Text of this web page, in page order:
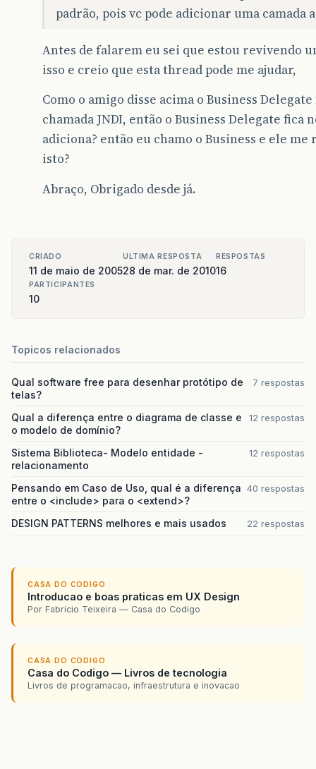
padrão, pois vc pode adicionar uma camada
Antes de falarem eu sei que estou revivendo
isso e creio que esta thread pode me ajudar,
Como o amigo disse acima o Business
chamada JNDI, então o Business Delegate
adiciona? então eu chamo o Business e ele
isto?
Abraço, Obrigado desde já.
CRIADO
11 de maio de 2005
ULTIMA RESPOSTA
28 de mar. de 2010
RESPOSTAS
16
PARTICIPANTES
10
Topicos relacionados
Qual software free para desenhar protótipo de
telas?
7 respostas
Qual a diferença entre o diagrama de classe e
o modelo de domínio?
12 respostas
Sistema Biblioteca- Modelo entidade -
relacionamento
12 respostas
Pensando em Caso de Uso, qual é a diferença
entre o <include> para o <extend>?
40 respostas
DESIGN PATTERNS melhores e mais usados 22 respostas
CASA DO CODIGO
Introducao e boas praticas em UX Design
Por Fabricio Teixeira — Casa do Codigo
CASA DO CODIGO
Casa do Codigo — Livros de tecnologia
Livros de programacao, infraestrutura e inovacao